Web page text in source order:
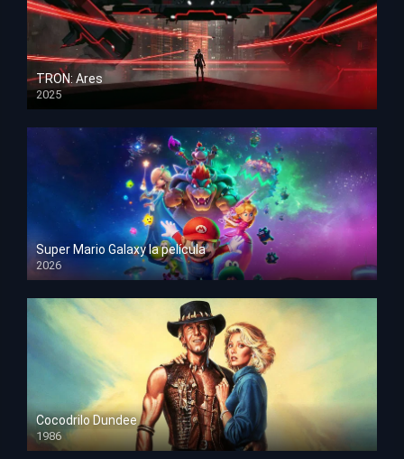
TRON: Ares
2025
HD 1080p
Super Mario Galaxy la película
2026
HD 1080p
Cocodrilo Dundee
1986
HD 1080p